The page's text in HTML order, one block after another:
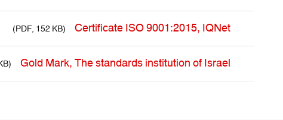
Certificate ISO 9001:2015, IQNet
(PDF, 152 KB)
Gold Mark, The standards institution of Israel
(PDF, 464 KB)